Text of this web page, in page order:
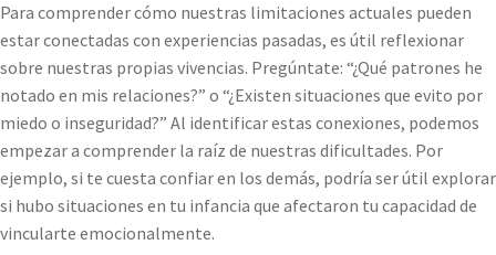
Para comprender cómo nuestras limitaciones actuales pueden
estar conectadas con experiencias pasadas, es útil reflexionar
sobre nuestras propias vivencias. Pregúntate: “¿Qué patrones he
notado en mis relaciones?” o “¿Existen situaciones que evito por
miedo o inseguridad?” Al identificar estas conexiones, podemos
empezar a comprender la raíz de nuestras dificultades. Por
ejemplo, si te cuesta confiar en los demás, podría ser útil explorar
si hubo situaciones en tu infancia que afectaron tu capacidad de
vincularte emocionalmente.